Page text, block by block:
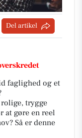
Del artikel
faglighed og et
trygge
at gøre en reel
Så er denne